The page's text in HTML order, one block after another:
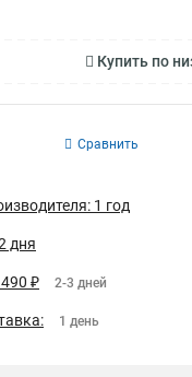
Купить по
Сравнить
1 год
дня
₽ 2-3 дней
1 день